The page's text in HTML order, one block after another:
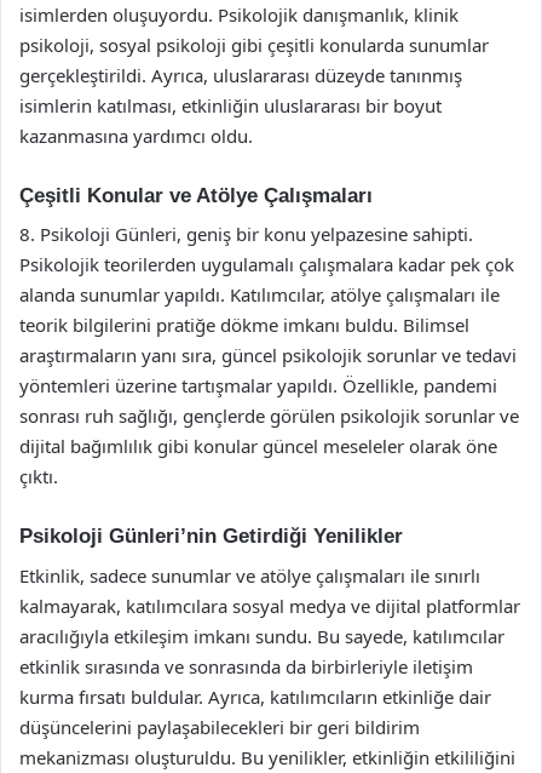
isimlerden oluşuyordu. Psikolojik danışmanlık, klinik
psikoloji, sosyal psikoloji gibi çeşitli konularda sunumlar
gerçekleştirildi. Ayrıca, uluslararası düzeyde tanınmış
isimlerin katılması, etkinliğin uluslararası bir boyut
kazanmasına yardımcı oldu.
Çeşitli Konular ve Atölye Çalışmaları
8. Psikoloji Günleri, geniş bir konu yelpazesine sahipti.
Psikolojik teorilerden uygulamalı çalışmalara kadar pek çok
alanda sunumlar yapıldı. Katılımcılar, atölye çalışmaları ile
teorik bilgilerini pratiğe dökme imkanı buldu. Bilimsel
araştırmaların yanı sıra, güncel psikolojik sorunlar ve tedavi
yöntemleri üzerine tartışmalar yapıldı. Özellikle, pandemi
sonrası ruh sağlığı, gençlerde görülen psikolojik sorunlar ve
dijital bağımlılık gibi konular güncel meseleler olarak öne
çıktı.
Psikoloji Günleri’nin Getirdiği Yenilikler
Etkinlik, sadece sunumlar ve atölye çalışmaları ile sınırlı
kalmayarak, katılımcılara sosyal medya ve dijital platformlar
aracılığıyla etkileşim imkanı sundu. Bu sayede, katılımcılar
etkinlik sırasında ve sonrasında da birbirleriyle iletişim
kurma fırsatı buldular. Ayrıca, katılımcıların etkinliğe dair
düşüncelerini paylaşabilecekleri bir geri bildirim
mekanizması oluşturuldu. Bu yenilikler, etkinliğin etkililiğini